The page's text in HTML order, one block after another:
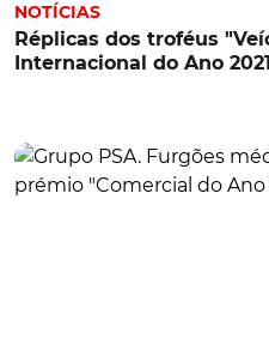
NOTÍCIAS
Réplicas dos troféus
Internacional do Ano